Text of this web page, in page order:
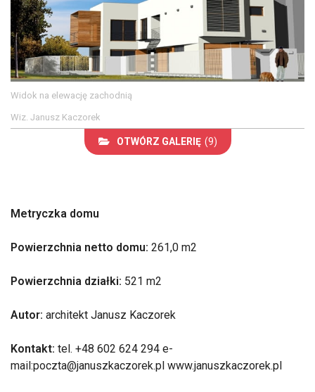
Widok na elewację zachodnią
Wiz. Janusz Kaczorek
OTWÓRZ GALERIĘ (9)
Metryczka domu
Powierzchnia netto domu: 261,0 m2
Powierzchnia działki: 521 m2
Autor: architekt Janusz Kaczorek
Kontakt: tel. +48 602 624 294 e-
mail:poczta@januszkaczorek.pl www.januszkaczorek.pl